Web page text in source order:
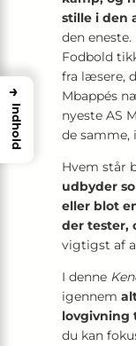
stille i den
den
Fodbold
fra læsere,
Mbappés
nyeste AS
de samme,
Hvem står
udbyder
eller blot
der tester,
vigtigst af
I denne
igennem
lovgivning
du kan
→
Indhold